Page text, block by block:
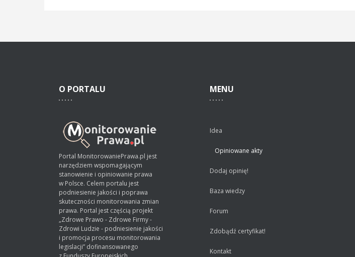
O PORTALU
Portal MonitorowaniePrawa.pl jest
narzędziem wspomagającym
stanowienie i opiniowanie prawa
w Polsce. Celem portalu jest
podniesienie jakości i poprawa
skuteczności monitorowania zmian
prawa. Portal jest częścią projekt
„Zdrowe Prawo - Zdrowe Firmy -
Zdrowi Ludzie - podniesienie jakości
i promocja procesu monitorowania
legislacji” dofinansowanego
MENU
Idea
Opiniowane akty
Dodaj opinię!
Baza wiedzy
Forum
Zdobądź certyfikat!
Kontakt